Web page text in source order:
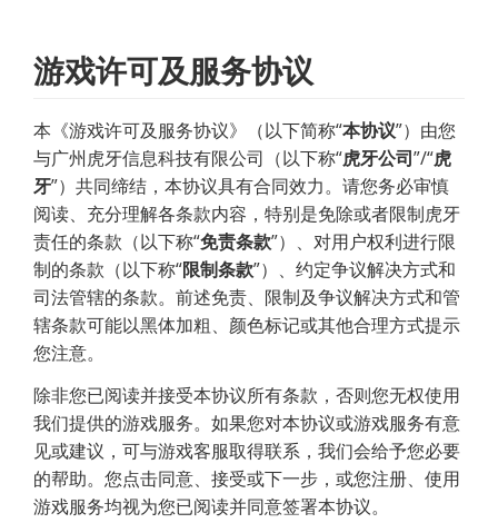
游戏许可及服务协议
本《游戏许可及服务协议》（以下简称“本协议”）由您
与广州虎牙信息科技有限公司（以下称“虎牙公司”/“虎
牙”）共同缔结，本协议具有合同效力。请您务必审慎
阅读、充分理解各条款内容，特别是免除或者限制虎牙
责任的条款（以下称“免责条款”）、对用户权利进行限
制的条款（以下称“限制条款”）、约定争议解决方式和
司法管辖的条款。前述免责、限制及争议解决方式和管
辖条款可能以黑体加粗、颜色标记或其他合理方式提示
您注意。
除非您已阅读并接受本协议所有条款，否则您无权使用
我们提供的游戏服务。如果您对本协议或游戏服务有意
见或建议，可与游戏客服取得联系，我们会给予您必要
的帮助。您点击同意、接受或下一步，或您注册、使用
游戏服务均视为您已阅读并同意签署本协议。